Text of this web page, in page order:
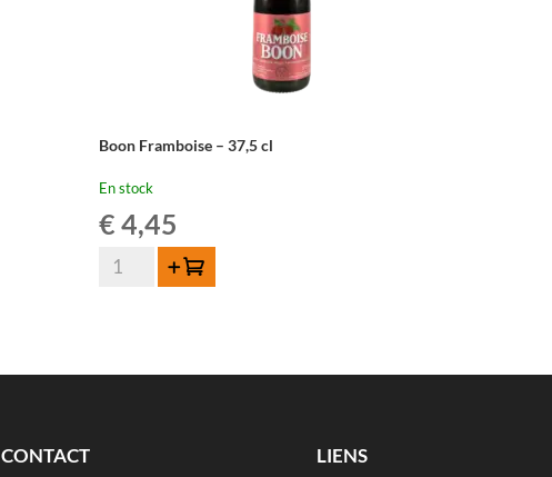
Boon Framboise – 37,5 cl
En stock
€ 4,45
quantité
Ajouter au panier
CONTACT LIENS